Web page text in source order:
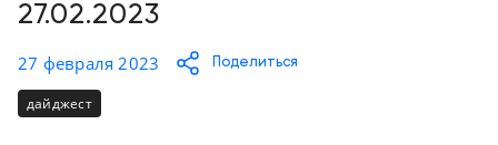
Trade-
Доставка
и
27.02.2023
27 февраля 2023 Поделиться
дайджест